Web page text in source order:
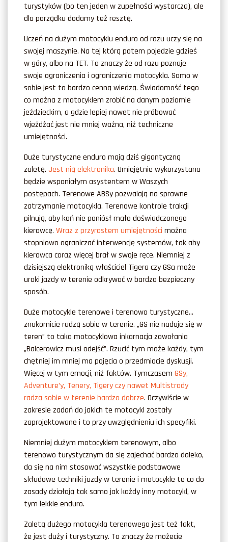
turystyków (bo ten jeden w zupełności wystarcza), ale
dla porządku dodamy też resztę.
Uczeń na dużym motocyklu enduro od razu uczy się na
swojej maszynie. Na tej którą potem pojedzie gdzieś
w góry, albo na TET. To znaczy że od razu poznaje
swoje ograniczenia i ograniczenia motocykla. Samo w
sobie jest to bardzo cenną wiedzą. Świadomość tego
co można z motocyklem zrobić na danym poziomie
jeździeckim, a gdzie lepiej nawet nie próbować
wjeżdżać jest nie mniej ważna, niż techniczne
umiejętności.
Duże turystyczne enduro mają dziś gigantyczną
zaletę. Jest nią elektronika. Umiejętnie wykorzystana
będzie wspaniałym asystentem w Waszych
postępach. Terenowe ABSy pozwalają na sprawne
zatrzymanie motocykla. Terenowe kontrole trakcji
pilnują, aby koń nie poniósł mało doświadczonego
kierowcę. Wraz z przyrostem umiejętności można
stopniowo ograniczać interwencję systemów, tak aby
kierowca coraz więcej brał w swoje ręce. Niemniej z
dzisiejszą elektroniką właściciel Tigera czy GSa może
uroki jazdy w terenie odkrywać w bardzo bezpieczny
sposób.
Duże motocykle terenowe i terenowo turystyczne…
znakomicie radzą sobie w terenie. „GS nie nadaje się w
teren” to taka motocyklowa inkarnacja zawołania
„Balcerowicz musi odejść”. Rzucić tym może każdy, tym
chętniej im mniej ma pojęcia o przedmiocie dyskusji.
Więcej w tym emocji, niż faktów. Tymczasem GSy,
Adventure’y, Tenery, Tigery czy nawet Multistrady
radzą sobie w terenie bardzo dobrze. Oczywiście w
zakresie zadań do jakich te motocykl zostały
zaprojektowane i to przy uwzględnieniu ich specyfiki.
Niemniej dużym motocyklem terenowym, albo
terenowo turystycznym da się zajechać bardzo daleko,
da się na nim stosować wszystkie podstawowe
składowe techniki jazdy w terenie i motocykle te co do
zasady działają tak samo jak każdy inny motocykl, w
tym lekkie enduro.
Zaletą dużego motocykla terenowego jest też fakt,
że jest duży i turystyczny. To znaczy że możecie